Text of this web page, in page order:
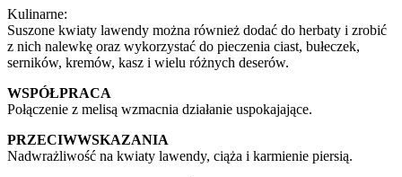
Kulinarne:
Suszone kwiaty lawendy można również dodać do herbaty i zrobić
z nich nalewkę oraz wykorzystać do pieczenia ciast, bułeczek,
serników, kremów, kasz i wielu różnych deserów.
WSPÓŁPRACA
Połączenie z melisą wzmacnia działanie uspokajające.
PRZECIWWSKAZANIA
Nadwrażliwość na kwiaty lawendy, ciąża i karmienie piersią.